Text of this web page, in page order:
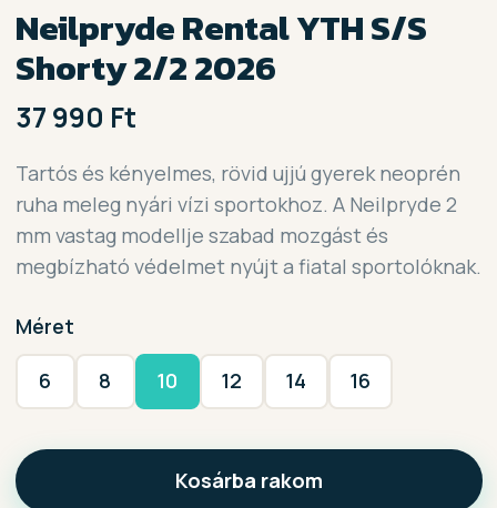
Neilpryde Rental YTH S/S
Shorty 2/2 2026
37 990 Ft
Tartós és kényelmes, rövid ujjú gyerek neoprén
ruha meleg nyári vízi sportokhoz. A Neilpryde 2
mm vastag modellje szabad mozgást és
megbízható védelmet nyújt a fiatal sportolóknak.
Méret
6 8 10 12 14 16
Kosárba rakom